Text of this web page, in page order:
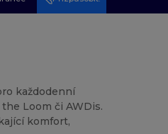
každodenní
Loom či AWDis.
komfort,